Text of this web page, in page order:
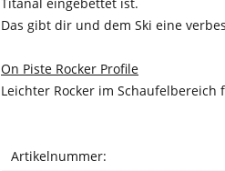
Das gibt dir und dem Ski eine
On Piste Rocker Profile
Leichter Rocker im
Artikelnummer: